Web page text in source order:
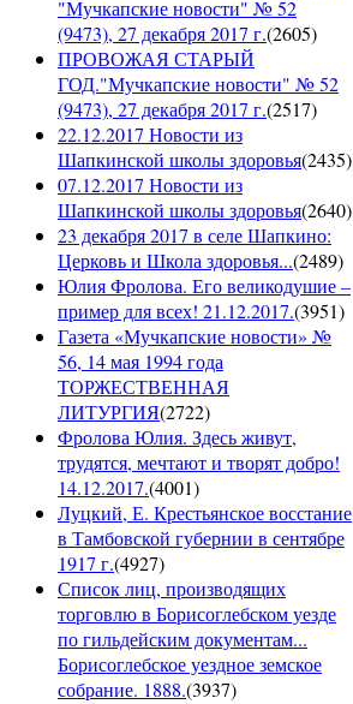
"Мучкапские новости" № 52
(9473), 27 декабря 2017 г.(2605)
ПРОВОЖАЯ СТАРЫЙ
ГОД."Мучкапские новости" № 52
(9473), 27 декабря 2017 г.(2517)
22.12.2017 Новости из
Шапкинской школы здоровья(2435)
07.12.2017 Новости из
Шапкинской школы здоровья(2640)
23 декабря 2017 в селе Шапкино:
Церковь и Школа здоровья...(2489)
Юлия Фролова. Его великодушие –
пример для всех! 21.12.2017.(3951)
Газета «Мучкапские новости» №
56, 14 мая 1994 года
ТОРЖЕСТВЕННАЯ
ЛИТУРГИЯ(2722)
Фролова Юлия. Здесь живут,
трудятся, мечтают и творят добро!
14.12.2017.(4001)
Луцкий, Е. Крестьянское восстание
в Тамбовской губернии в сентябре
1917 г.(4927)
Список лиц, производящих
торговлю в Борисоглебском уезде
по гильдейским документам...
Борисоглебское уездное земское
собрание. 1888.(3937)